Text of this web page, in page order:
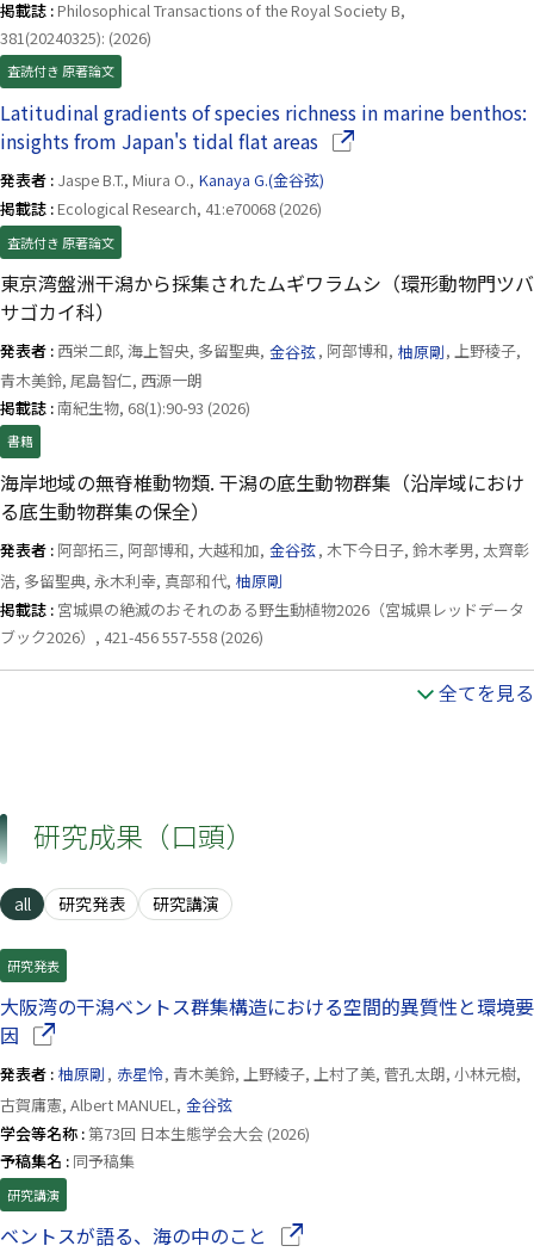
掲載誌 : Philosophical Transactions of the Royal Society B,
381(20240325): (2026)
査読付き 原著論文
Latitudinal gradients of species richness in marine benthos:
insights from Japan's tidal flat areas（別ウインドウで開きま
発表者 : Jaspe B.T., Miura O., Kanaya G.(金谷弦)
掲載誌 : Ecological Research, 41:e70068 (2026)
査読付き 原著論文
東京湾盤洲干潟から採集されたムギワラムシ（環形動物門ツバ
サゴカイ科）
発表者 : 西栄二郎, 海上智央, 多留聖典, 金谷弦, 阿部博和, 柚原剛, 上野稜子,
青木美鈴, 尾島智仁, 西源一朗
掲載誌 :南紀生物, 68(1):90-93 (2026)
書籍
海岸地域の無脊椎動物類. 干潟の底生動物群集（沿岸域におけ
る底生動物群集の保全）
発表者 : 阿部拓三, 阿部博和, 大越和加, 金谷弦, 木下今日子, 鈴木孝男, 太齊彰
浩, 多留聖典, 永木利幸, 真部和代, 柚原剛
掲載誌 : 宮城県の絶滅のおそれのある野生動植物2026（宮城県レッドデータ
ブック2026）, 421-456 557-558 (2026)
全てを見る
研究成果（口頭）
all 研究発表 研究講演
研究発表
大阪湾の干潟ベントス群集構造における空間的異質性と環境要
因 （別ウインドウで開きます）
発表者 : 柚原剛 , 赤星怜, 青木美鈴, 上野綾子, 上村了美, 菅孔太朗, 小林元樹,
古賀庸憲, Albert MANUEL, 金谷弦
学会等名称 :第73回 日本生態学会大会 (2026)
予稿集名 : 同予稿集
研究講演
ベントスが語る、海の中のこと （別ウインドウで開きます）